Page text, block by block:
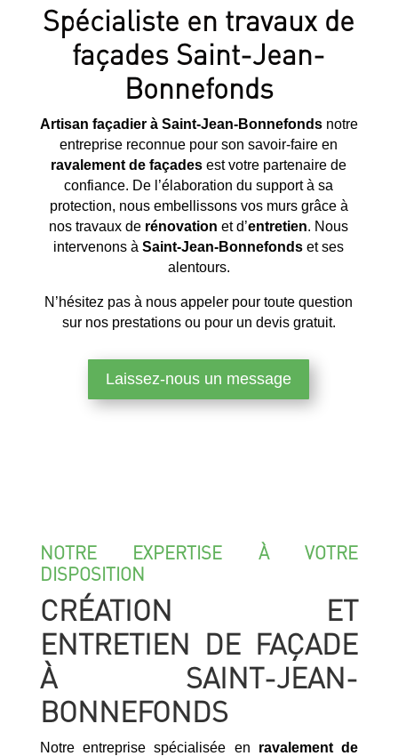
Spécialiste en travaux de
façades Saint-Jean-
Bonnefonds
Artisan façadier à Saint-Jean-Bonnefonds notre
entreprise reconnue pour son savoir-faire en
ravalement de façades est votre partenaire de
confiance. De l’élaboration du support à sa
protection, nous embellissons vos murs grâce à
nos travaux de rénovation et d’entretien. Nous
intervenons àSaint-Jean-Bonnefonds et ses
alentours.
N’hésitez pas à nous appeler pour toute question
sur nos prestations ou pour un devis gratuit.
Laissez-nous un message
NOTRE EXPERTISE À VOTRE
DISPOSITION
CRÉATION ET
ENTRETIEN DE FAÇADE
À SAINT-JEAN-
BONNEFONDS
Notre entreprise spécialisée en ravalement de